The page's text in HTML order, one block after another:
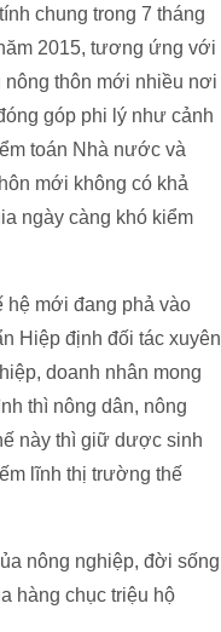
chung trong 7 tháng
2015, tương ứng với
thôn mới nhiều nơi
góp phi lý như cảnh
toán Nhà nước và
mới không có khả
ngày càng khó kiểm
hệ mới đang phả vào
Hiệp định đối tác xuyên
doanh nhân mong
thì nông dân, nông
này thì giữ dược sinh
lĩnh thị trường thế
nông nghiệp, đời sống
hàng chục triệu hộ